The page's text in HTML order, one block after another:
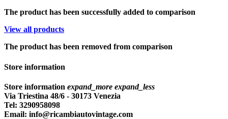
The product has been successfully added to comparison
View all products
The product has been removed from comparison
Store information
Store information expand_more expand_less
Via Triestina 48/6 - 30173 Venezia
Tel: 3290958098
Email: info@ricambiautovintage.com